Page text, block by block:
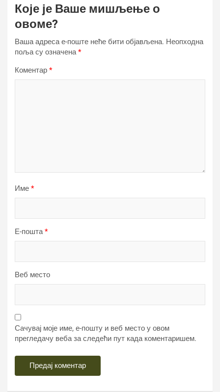
Које је Ваше мишљење о
овоме?
Ваша адреса е-поште неће бити објављена. Неопходна
поља су означена*
Коментар *
Име *
Е-пошта*
Веб место
Сачувај моје име, е-пошту и веб место у овом
прегледачу веба за следећи пут када коментаришем.